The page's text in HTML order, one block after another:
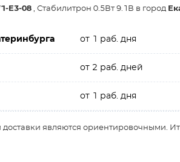
E3-08 , Стабилитрон 0.5Вт 9.1В в город
от 1 раб. дня
от 2 раб. дней
от 1 раб. дня
доставки являются ориентировочными.